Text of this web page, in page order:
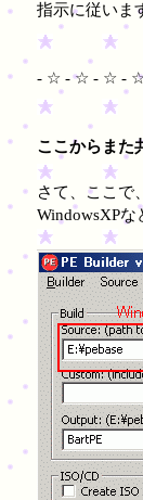
指示に従いま
- ☆ - ☆ - ☆ -
ここからまた
さて、ここで
WindowsXPな